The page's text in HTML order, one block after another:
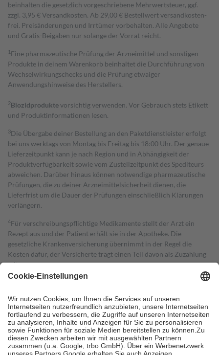
beinhalten die gesetzlich vorgeschriebene Mehrwertsteuer, ggf.
zzgl. 3,95 € Versandkosten. Ab 29,00 € Bestell­wert versand­kosten­
frei. Preisänderungen und Irrtümer vorbehalten. Alle Angebote
und Gratis-Beigaben nur solange der Vorrat reicht.
1 Eine pharmazeutische Prüfung der Arzneimittel und sonstigen
Produkte in deinem Warenkorb beinhaltet die Durchführung von
Wechselwirkungschecks und die Prüfung etwaiger
Anwendungshinweise des Herstellers.
2Biozidproduktevorsichtig verwenden. Vor Gebrauch stets Etikett
und Produktinformationen lesen.
3Die Übergabe deiner Bestellung an den Paketdienstleister erfolgt
bei uns werktags von Montag bis Freitag bis 18:00 Uhr. Der genaue
Lieferzeitpunkt kann je nach Region und in Abhängigkeit der
Produktverfügbarkeit sowie vom Zustellzeitpunkt des Spediteurs
abweichen. Darüber hinaus können notwendige pharmazeutische
Prüfungen, die zu deiner Arzneimittelsicherheit dienen, die
Lieferfrist um die Dauer der Prüfungen einschließlich Klärungen
verlängern.
4Für verschreibungspflichtige Medikamente stellt der Arzt ein
Rezept aus und der Patient erhält sie in der Apotheke. Die
gesetzliche Krankenversicherung übernimmt in der Regel die
Kosten dafür, der Versicherte trägt einen Teil davon als Zuzahlung
mit.
Grundsätzlich leisten Mitglieder Zuzahlungen in Höhe von zehn
höchstens zehn Euro.
Es sind jedoch nie mehr als die tatsächlichen
Kosten der Leistung zu entrichten.
Diese Regeln gelten grundsätzlich auch für Online-Apotheken.
Bei Heilmitteln und häuslicher Krankenpflege beträgt die
Zuzahlung zehn Prozent der Kosten sowie zehn Euro je
Verordnung.